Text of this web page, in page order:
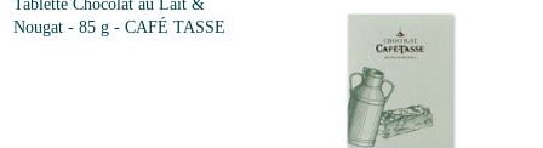
Tablette Chocolat au Lait &
Nougat - 85 g - CAFÉ TASSE